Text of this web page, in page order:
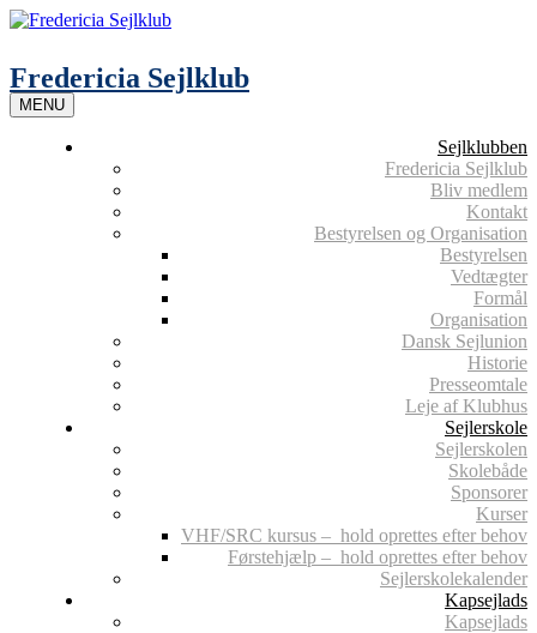
Skip
Fredericia Sejlklub
MENU
Sejlklubben
Fredericia Sejlklub
Bliv medlem
Kontakt
Bestyrelsen og Organisation
Bestyrelsen
Vedtægter
Formål
Organisation
Dansk Sejlunion
Historie
Presseomtale
Leje af Klubhus
Sejlerskole
Sejlerskolen
Skolebåde
Sponsorer
Kurser
VHF/SRC kursus – hold oprettes efter behov
Førstehjælp – hold oprettes efter behov
Sejlerskolekalender
Kapsejlads
Kapsejlads